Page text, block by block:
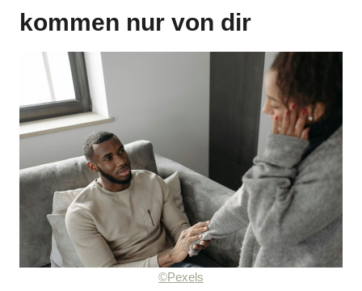
kommen nur von dir
©Pexels